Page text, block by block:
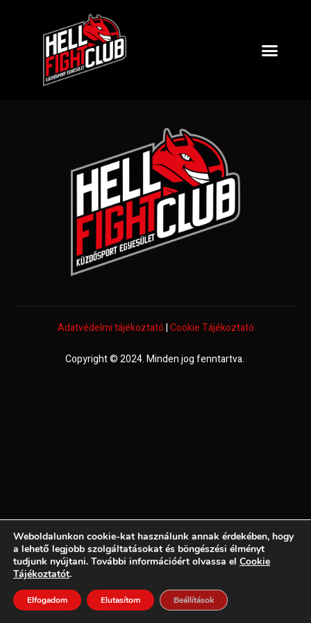
Adatvédelmi tájékoztató|Cookie Tájékoztató
Copyright © 2024. Minden jog fenntartva.
Weboldalunkon cookie-kat használunk annak érdekében, hogy
a lehető legjobb szolgáltatásokat és böngészési élményt
tudjunk nyújtani. További információért olvassa el Cookie
Tájékoztatót.
Elfogadom Elutasítom Beállítások